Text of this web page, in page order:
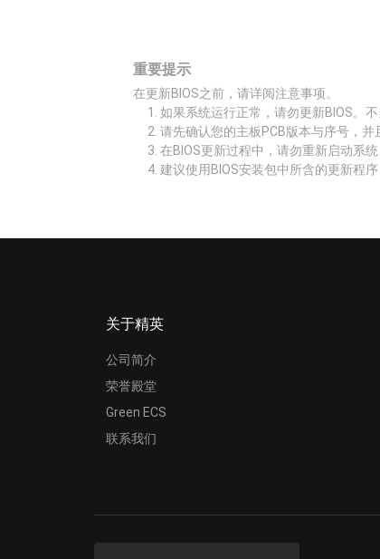
重要提示
在更新BIOS之前，请详阅注意事项。
如果系统运行正常，请勿更新BIOS。
请先确认您的主板PCB版本与序号，
在BIOS更新过程中，请勿重新启动系
建议使用BIOS安装包中所含的更新程
关于精英
公司简介
荣誉殿堂
Green ECS
联系我们